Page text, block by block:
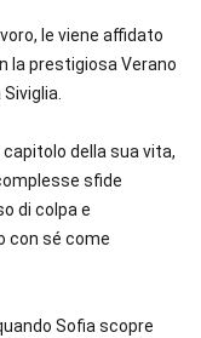
le viene affidato
la prestigiosa Verano
della sua vita,
sfide
di colpa e
con sé come
Sofia scopre